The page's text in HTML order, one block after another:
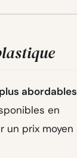
abordables
en
un prix moyen